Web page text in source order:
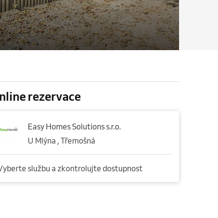
rezervace
Easy Homes Solutions s.r.o.
U Mlýna , Třemošná
službu a zkontrolujte dostupnost